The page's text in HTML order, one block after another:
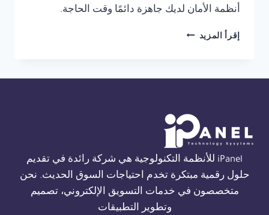
أنظمة الأمان لديك جاهزة دائمًا وقت الحاجة.
إقرأ المزيد شركة
01554305486
iPanel للأنظمة التكنولوجية هي شركة رائدة في تقديم
حلول رقمية مبتكرة تخدم احتياجات السوق الحديث. نحن
متخصصون في خدمات التسويق الإلكتروني، تصميم
وتطوير التطبيقات